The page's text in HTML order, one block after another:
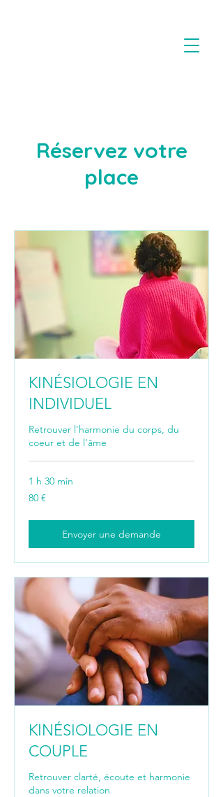
Réservez votre
place
KINÉSIOLOGIE EN
INDIVIDUEL
Retrouver l'harmonie du corps, du
coeur et de l'âme
1 h 30 min
80
euros
80 €
Envoyer une demande
KINÉSIOLOGIE EN
COUPLE
Retrouver clarté, écoute et harmonie
dans votre relation